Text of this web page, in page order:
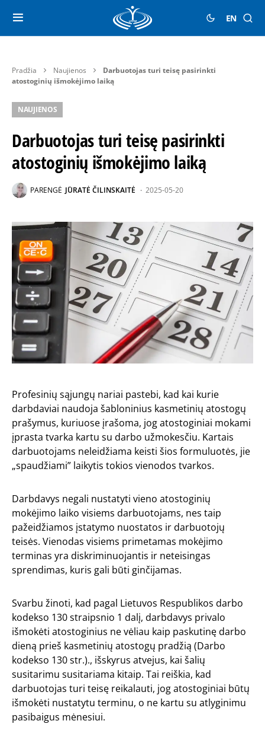
EN
Pradžia Naujienos
Darbuotojas turi teisę pasirinkti
atostoginių išmokėjimo laiką
NAUJIENOS
Darbuotojas turi teisę pasirinkti
atostoginių išmokėjimo laiką
PARENGĖ JŪRATĖ ČILINSKAITĖ 2025-05-20
Profesinių sąjungų nariai pastebi, kad kai kurie
darbdaviai naudoja šabloninius kasmetinių atostogų
prašymus, kuriuose įrašoma, jog atostoginiai mokami
įprasta tvarka kartu su darbo užmokesčiu. Kartais
darbuotojams neleidžiama keisti šios formuluotės, jie
„spaudžiami” laikytis tokios vienodos tvarkos.
Darbdavys negali nustatyti vieno atostoginių
mokėjimo laiko visiems darbuotojams, nes taip
pažeidžiamos įstatymo nuostatos ir darbuotojų
teisės. Vienodas visiems primetamas mokėjimo
terminas yra diskriminuojantis ir neteisingas
sprendimas, kuris gali būti ginčijamas.
Svarbu žinoti, kad pagal Lietuvos Respublikos darbo
kodekso 130 straipsnio 1 dalį, darbdavys privalo
išmokėti atostoginius ne vėliau kaip paskutinę darbo
dieną prieš kasmetinių atostogų pradžią (Darbo
kodekso 130 str.)., išskyrus atvejus, kai šalių
susitarimu susitariama kitaip. Tai reiškia, kad
darbuotojas turi teisę reikalauti, jog atostoginiai būtų
išmokėti nustatytu terminu, o ne kartu su atlyginimu
pasibaigus mėnesiui.